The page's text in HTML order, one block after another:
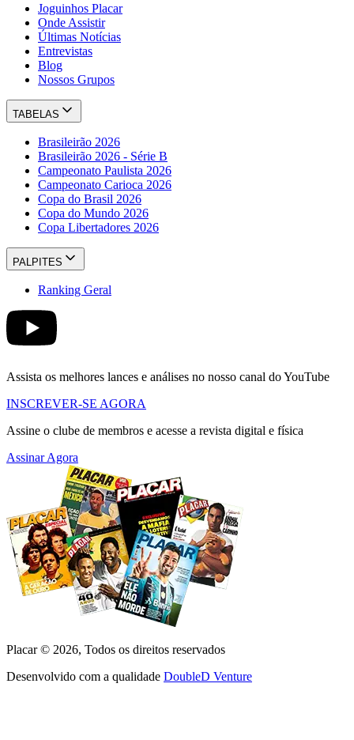
Joguinhos Placar
Onde Assistir
Últimas Notícias
Entrevistas
Blog
Nossos Grupos
TABELAS
Brasileirão 2026
Brasileirão 2026 - Série B
Campeonato Paulista 2026
Campeonato Carioca 2026
Copa do Brasil 2026
Copa do Mundo 2026
Copa Libertadores 2026
PALPITES
Ranking Geral
Assista os melhores lances e análises no nosso canal do YouTube
INSCREVER-SE AGORA
Assine o clube de membros e acesse a revista digital e física
Assinar Agora
Placar © 2026, Todos os direitos reservados
Desenvolvido com a qualidade DoubleD Venture